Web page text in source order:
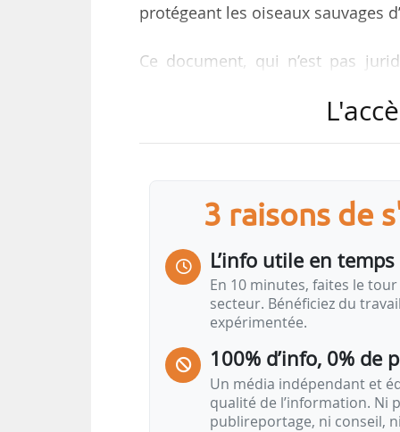
protégeant les oiseaux sauvages
Ce document, qui n’est pas
existantes et la jurisprudence
fonctionnement des règles
œuvre plus cohérente des règles
En effet, depuis 1979, la
habitats dans toute l’Europe,
délibérée dans la nature.
besoins socio-économiques et
3 raisons de
L’info utile en
En 10 minutes, faites le
secteur. Bénéficiez du
expérimentée.
100% d’info, 0% de
Un média indépendant et
qualité de l’information. Ni
publireportage, ni conseil,